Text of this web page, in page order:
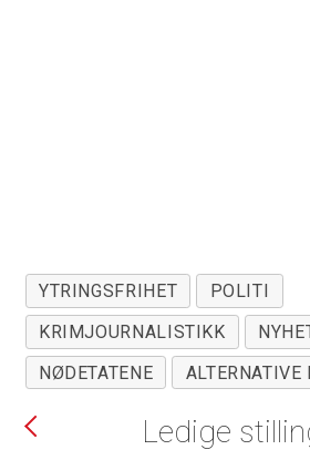
YTRINGSFRIHET
POLITI
KRIMJOURNALISTIKK
NØDETATENE
ALTERNATIVE
Ledige